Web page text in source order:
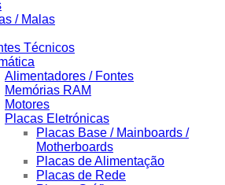
/ Malas
Técnicos
Alimentadores / Fontes
Memórias RAM
Motores
Placas Eletrónicas
Placas Base / Mainboards /
Motherboards
Placas de Alimentação
Placas de Rede